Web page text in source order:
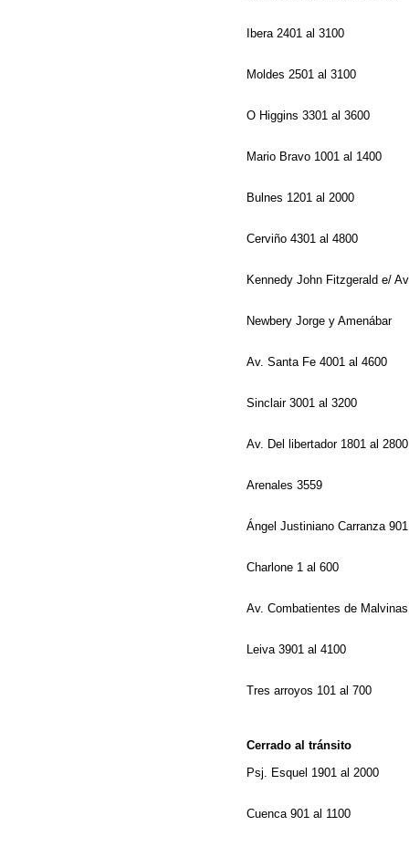
Ibera 2401 al 3100
Moldes 2501 al 3100
O Higgins 3301 al 3600
Mario Bravo 1001 al 1400
Bulnes 1201 al 2000
Cerviño 4301 al 4800
Kennedy John Fitzgerald e/
Newbery Jorge y Amenábar
Av. Santa Fe 4001 al 4600
Sinclair 3001 al 3200
Av. Del libertador 1801 al
Arenales 3559
Ángel Justiniano Carranza
Charlone 1 al 600
Av. Combatientes de
Leiva 3901 al 4100
Tres arroyos 101 al 700
Cerrado al tránsito
Psj. Esquel 1901 al 2000
Cuenca 901 al 1100